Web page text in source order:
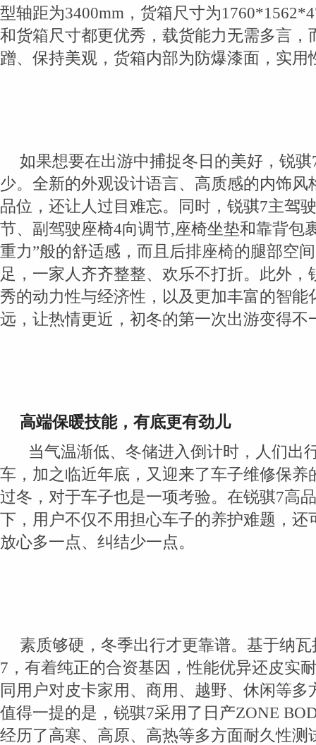
型轴距为3400mm，货箱尺寸为
和货箱尺寸都更优秀，载货能力无需多言，
蹭、保持美观，货箱内部为防爆漆面，实用
如果想要在出游中捕捉冬日的美好，锐
少。全新的外观设计语言、高质感的内饰风
品位，还让人过目难忘。同时，锐骐7主驾
节、副驾驶座椅4向调节,座椅坐垫和靠背包
重力”般的舒适感，而且后排座椅的腿部空
足，一家人齐齐整整、欢乐不打折。此外，
秀的动力性与经济性，以及更加丰富的智能
远，让热情更近，初冬的第一次出游变得不
高端保暖技能， 有底更有劲儿
当气温渐低、冬储进入倒计时，人们出
车，加之临近年底，又迎来了车子维修保养
过冬，对于车子也是一项考验。在锐骐7高
下，用户不仅不用担心车子的养护难题，还
放心多一点、纠结少一点。
素质够硬，冬季出行才更靠谱。基于纳
7，有着纯正的合资基因，性能优异还皮实
同用户对皮卡家用、商用、越野、休闲等多
值得一提的是，锐骐7采用了日产ZONE
经历了高寒、高原、高热等多方面耐久性测